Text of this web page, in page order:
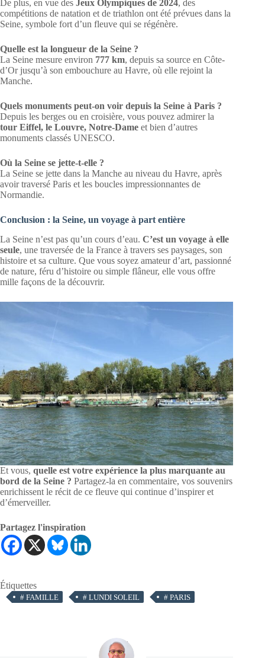
De plus, en vue des Jeux Olympiques de 2024, des
compétitions de natation et de triathlon ont été prévues dans la
Seine, symbole fort d’un fleuve qui se régénère.
Quelle est la longueur de la Seine ?
La Seine mesure environ 777 km, depuis sa source en Côte-
d’Or jusqu’à son embouchure au Havre, où elle rejoint la
Manche.
Quels monuments peut-on voir depuis la Seine à Paris ?
Depuis les berges ou en croisière, vous pouvez admirer la
tour Eiffel, le Louvre, Notre-Dame et bien d’autres
monuments classés UNESCO.
Où la Seine se jette-t-elle ?
La Seine se jette dans la Manche au niveau du Havre, après
avoir traversé Paris et les boucles impressionnantes de
Normandie.
Conclusion : la Seine, un voyage à part entière
La Seine n’est pas qu’un cours d’eau. C’est un voyage à elle
seule, une traversée de la France à travers ses paysages, son
histoire et sa culture. Que vous soyez amateur d’art, passionné
de nature, féru d’histoire ou simple flâneur, elle vous offre
mille façons de la découvrir.
Et vous, quelle est votre expérience la plus marquante au
bord de la Seine ? Partagez-la en commentaire, vos souvenirs
enrichissent le récit de ce fleuve qui continue d’inspirer et
d’émerveiller.
Partagez l'inspiration
Étiquettes
# FAMILLE # LUNDI SOLEIL # PARIS